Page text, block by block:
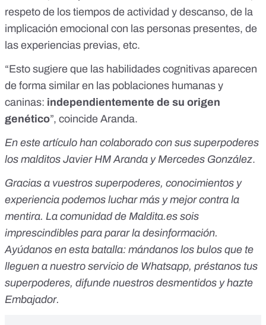
respeto de los tiempos de actividad y descanso, de la
implicación emocional con las personas presentes, de
las experiencias previas, etc.
“Esto sugiere que las habilidades cognitivas aparecen
de forma similar en las poblaciones humanas y
caninas: independientemente de su origen
genético”, coincide Aranda.
En este artículo han colaborado con sus superpoderes
los malditos Javier HM Aranda y Mercedes González.
Gracias a vuestros superpoderes, conocimientos y
experiencia podemos luchar más y mejor contra la
mentira. La comunidad de Maldita.es sois
imprescindibles para parar la desinformación.
Ayúdanos en esta batalla: mándanos los bulos que te
lleguen a nuestro servicio de Whatsapp, préstanos tus
superpoderes, difunde nuestros desmentidos yhazte
Embajador.